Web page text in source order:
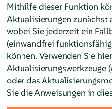
Mithilfe dieser Funktion
Aktualisierungen zunächst
wobei Sie jederzeit ein
(einwandfrei
können. Verwenden Sie
Aktualisierungswerkzeuge
oder das
Sie die Anweisungen in